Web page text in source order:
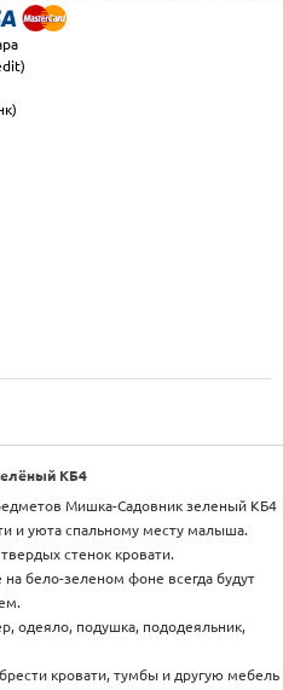
КБ4
Мишка-Садовник зеленый КБ4
и уюта спальному месту малыша.
стенок кровати.
бело-зеленом фоне всегда будут
одеяло, подушка, пододеяльник,
кровати, тумбы и другую мебель